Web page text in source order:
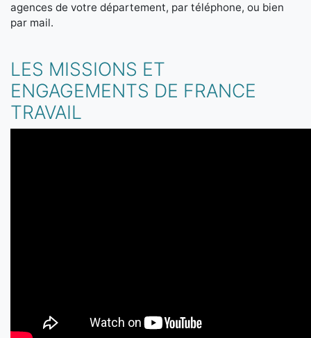
agences de votre département, par téléphone, ou bien
par mail.
LES MISSIONS ET
ENGAGEMENTS DE FRANCE
TRAVAIL